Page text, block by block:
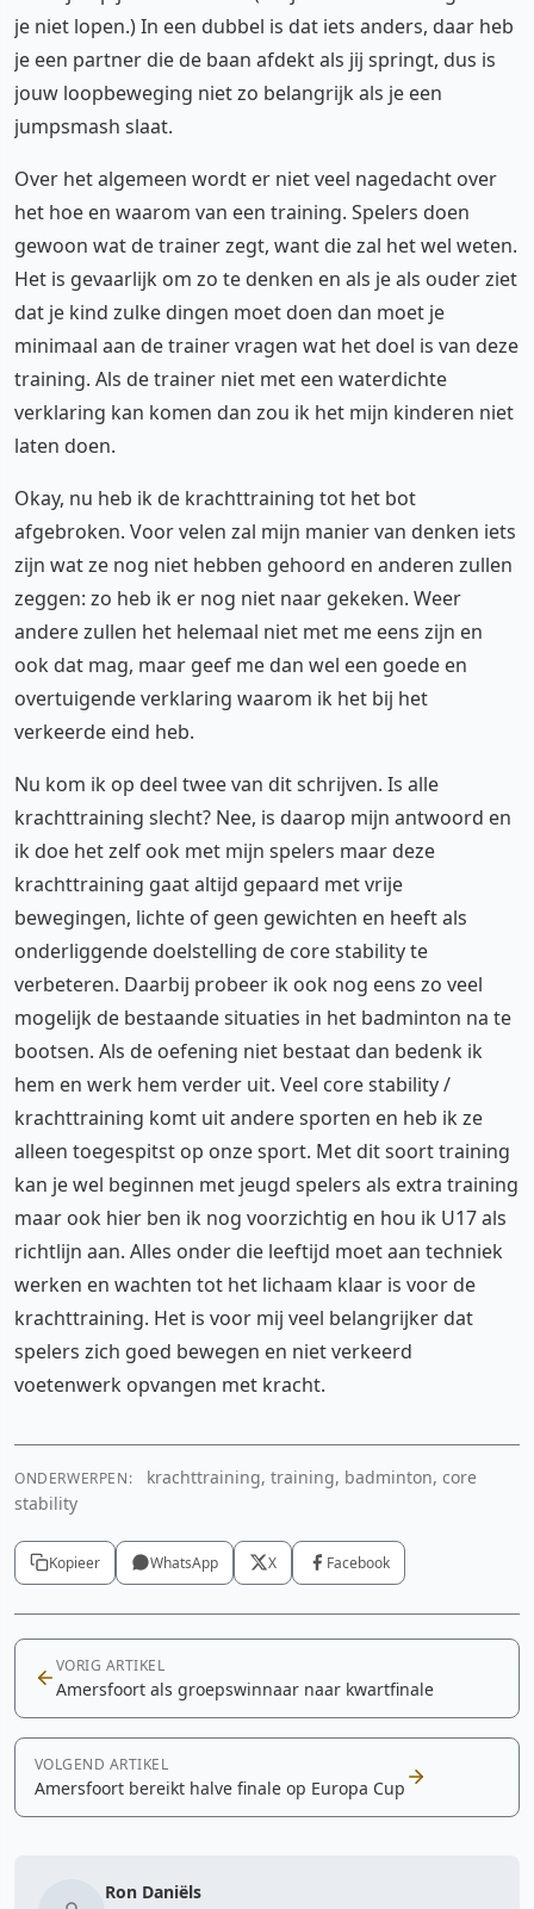
je niet lopen.) In een dubbel is dat iets anders, daar heb
je een partner die de baan afdekt als jij springt, dus is
jouw loopbeweging niet zo belangrijk als je een
jumpsmash slaat.
Over het algemeen wordt er niet veel nagedacht over
het hoe en waarom van een training. Spelers doen
gewoon wat de trainer zegt, want die zal het wel weten.
Het is gevaarlijk om zo te denken en als je als ouder ziet
dat je kind zulke dingen moet doen dan moet je
minimaal aan de trainer vragen wat het doel is van deze
training. Als de trainer niet met een waterdichte
verklaring kan komen dan zou ik het mijn kinderen niet
laten doen.
Okay, nu heb ik de krachttraining tot het bot
afgebroken. Voor velen zal mijn manier van denken iets
zijn wat ze nog niet hebben gehoord en anderen zullen
zeggen: zo heb ik er nog niet naar gekeken. Weer
andere zullen het helemaal niet met me eens zijn en
ook dat mag, maar geef me dan wel een goede en
overtuigende verklaring waarom ik het bij het
verkeerde eind heb.
Nu kom ik op deel twee van dit schrijven. Is alle
krachttraining slecht? Nee, is daarop mijn antwoord en
ik doe het zelf ook met mijn spelers maar deze
krachttraining gaat altijd gepaard met vrije
bewegingen, lichte of geen gewichten en heeft als
onderliggende doelstelling de core stability te
verbeteren. Daarbij probeer ik ook nog eens zo veel
mogelijk de bestaande situaties in het badminton na te
bootsen. Als de oefening niet bestaat dan bedenk ik
hem en werk hem verder uit. Veel core stability /
krachttraining komt uit andere sporten en heb ik ze
alleen toegespitst op onze sport. Met dit soort training
kan je wel beginnen met jeugd spelers als extra training
maar ook hier ben ik nog voorzichtig en hou ik U17 als
richtlijn aan. Alles onder die leeftijd moet aan techniek
werken en wachten tot het lichaam klaar is voor de
krachttraining. Het is voor mij veel belangrijker dat
spelers zich goed bewegen en niet verkeerd
voetenwerk opvangen met kracht.
ONDERWERPEN:
krachttraining, training, badminton, core
stability
Kopieer WhatsApp X Facebook
VORIG ARTIKEL
Amersfoort als groepswinnaar naar kwartfinale
VOLGEND ARTIKEL
Amersfoort bereikt halve finale op Europa Cup
Ron Daniëls